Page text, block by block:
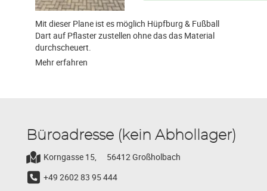
Mit dieser Plane ist es möglich Hüpfburg & Fußball
Dart auf Pflaster zustellen ohne das das Material
durchscheuert.
Mehr erfahren
Büroadresse (kein Abhollager)
Korngasse 15,
56412 Großholbach
+49 2602 83 95 444